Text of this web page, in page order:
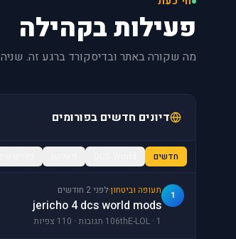
פעילות בקהילה
מה שקורה באתר ובדיסקורד ברגע זה.
דיונים חדשים בפורומים
חדשים
1 תעופה וביטחון·לפני 2 חודשים
jericho 4 dcs world mods
106thE-LOL · 1 תגובות · 110 צפיות